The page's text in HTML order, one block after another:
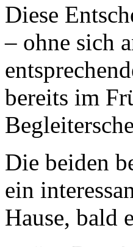
Diese
– ohne sich
bereits im
Die beiden
ein
Hause, bald